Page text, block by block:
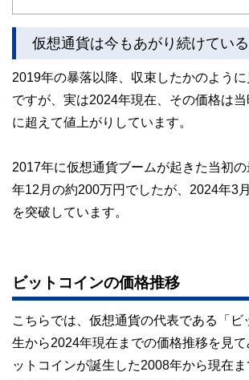
ドバイザー、DCプランナー、公認会計
士、行政書士、投資アナリスト、キャ
かしく感じられる年金や税金、相続、
をわかりやすく発信している点です。
このように編集経験豊富なメンバーと
な情報発信を実現しています。
私たちは、快適でより良い生活のアイ
コンシェルジュを目指します。
仮想通貨は今もあがり続けている
2019年の暴落以降、収束したかのよう
ですが、実は2024年現在、その価格は
に超えて値上がりしています。
2017年に仮想通貨ブームが起きた当初
年12月の約200万円でしたが、2024年3
を突破しています。
ビットコインの価格推移
こちらでは、仮想通貨の代表である「ビ
生から2024年現在までの価格推移を見
ットコインが誕生した2008年から現在